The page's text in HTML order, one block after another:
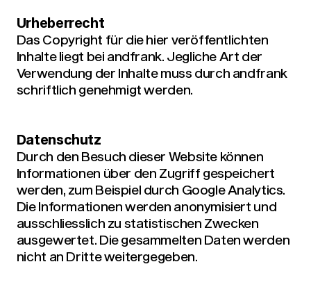
Urheberrecht
Das Copyright für die hier veröffentlichten
Inhalte liegt bei andfrank. Jegliche Art der
Verwendung der Inhalte muss durch andfrank
schriftlich genehmigt werden.
Datenschutz
Durch den Besuch dieser Website können
Informationen über den Zugriff gespeichert
werden, zum Beispiel durch Google Analytics.
Die Informationen werden anonymisiert und
ausschliesslich zu statistischen Zwecken
ausgewertet. Die gesammelten Daten werden
nicht an Dritte weitergegeben.